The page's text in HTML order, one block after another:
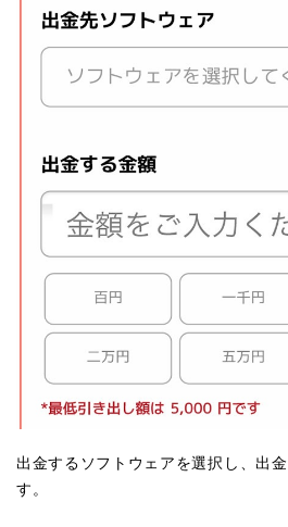
出金するソフトウェアを選択し、出
す。